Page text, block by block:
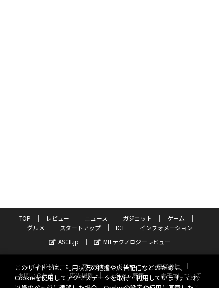
TOP レビュー ニュース ガジェット
ゲーム
グルメ
スタートアップ ICT
インフォメーション
ASCII.jp
MITテクノロジーレビュー
サイトポリシー プライバシーポリシー
運営会社
お問い合わせ
広告掲載 スタッフ募集
電子版について
このサイトでは、利用状況の把握や広告配信などのために、
Cookieを使用してアクセスデータを取得・利用しています。これ